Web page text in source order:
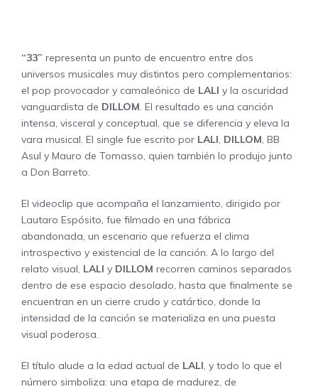
“33” representa un punto de encuentro entre dos
universos musicales muy distintos pero complementarios:
el pop provocador y camaleónico de LALI y la oscuridad
vanguardista de DILLOM. El resultado es una canción
intensa, visceral y conceptual, que se diferencia y eleva la
vara musical. El single fue escrito por LALI, DILLOM, BB
Asul y Mauro de Tomasso, quien también lo produjo junto
a Don Barreto.
El videoclip que acompaña el lanzamiento, dirigido por
Lautaro Espósito, fue filmado en una fábrica
abandonada, un escenario que refuerza el clima
introspectivo y existencial de la canción. A lo largo del
relato visual, LALI y DILLOM recorren caminos separados
dentro de ese espacio desolado, hasta que finalmente se
encuentran en un cierre crudo y catártico, donde la
intensidad de la canción se materializa en una puesta
visual poderosa.
El título alude a la edad actual de LALI, y todo lo que el
número simboliza: una etapa de madurez, de